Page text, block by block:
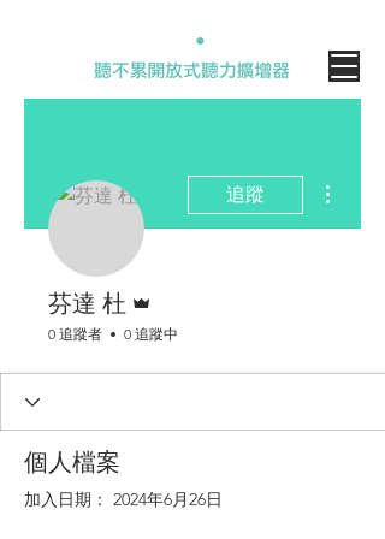
追蹤
芬達 杜
0 追蹤者 0 追蹤中
個人檔案
加入日期： 2024年6月26日